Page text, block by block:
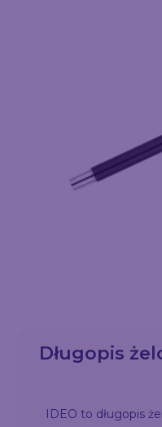
Długopis
IDEO to długopis